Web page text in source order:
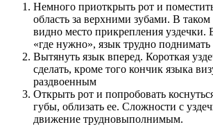
Немного приоткрыть рот и
область за верхними зубами. В
видно место прикрепления уздечки.
«где нужно», язык трудно поднимать
Вытянуть язык вперед. Короткая
сделать, кроме того кончик языка
раздвоенным
Открыть рот и попробовать
губы, облизать ее. Сложности с
движение трудновыполнимым.